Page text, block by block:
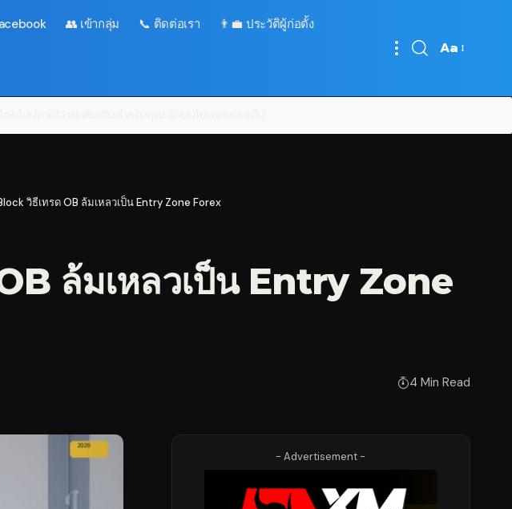
👥 เข้ากลุ่ม 📞 ติดต่อเรา 👨‍💼 ประวัติผู้ก่อตั้ง
Font
Aa
วิธีเทรด OB ล้มเหลวเป็น Entry Zone Forex
ล้มเหลวเป็น Entry Zone
4 Min Read
- Advertisement -